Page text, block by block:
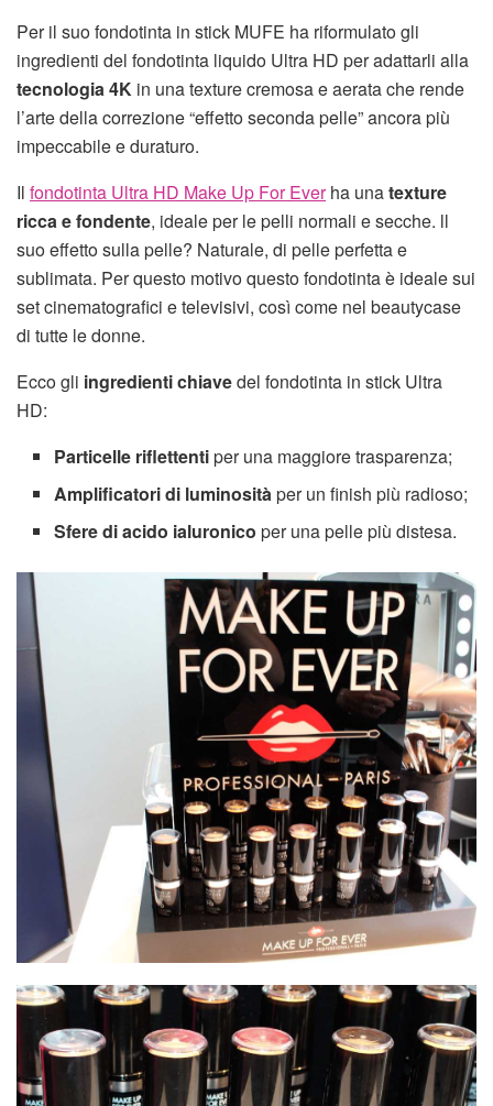
Per il suo fondotinta in stick MUFE ha riformulato gli
ingredienti del fondotinta liquido Ultra HD per adattarli alla
tecnologia 4K in una texture cremosa e aerata che rende
l’arte della correzione “effetto seconda pelle” ancora più
impeccabile e duraturo.
Il fondotinta Ultra HD Make Up For Everha unatexture
ricca e fondente, ideale per le pelli normali e secche. ll
suo effetto sulla pelle? Naturale, di pelle perfetta e
sublimata. Per questo motivo questo fondotinta è ideale sui
set cinematografici e televisivi, così come nel beautycase
di tutte le donne.
Ecco gli ingredienti chiavedel fondotinta in stick Ultra
HD:
Particelle riflettentiper una maggiore trasparenza;
Amplificatori di luminositàper un finish più radioso;
Sfere di acido ialuronico per una pelle più distesa.